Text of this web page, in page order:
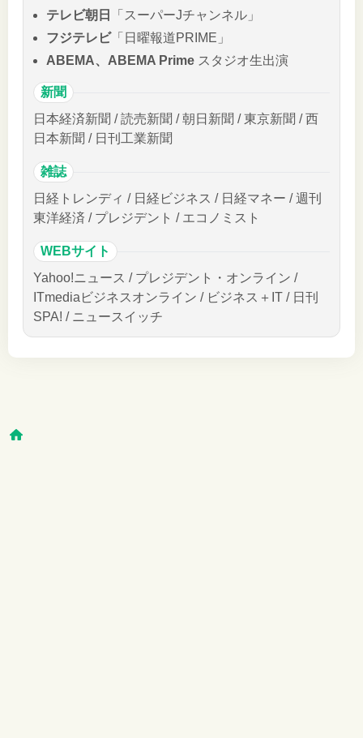
テレビ朝日
「スーパーJチャンネル」
フジテレビ「日曜報道PRIME」
ABEMA、ABEMA Prime スタジオ生出演
新聞
日本経済新聞 / 読売新聞 / 朝日新聞 / 東京新聞 / 西
日本新聞 / 日刊工業新聞
雑誌
日経トレンディ / 日経ビジネス / 日経マネー / 週刊
東洋経済 / プレジデント / エコノミスト
WEBサイト
Yahoo!ニュース / プレジデント・オンライン /
ITmediaビジネスオンライン / ビジネス＋IT / 日刊
SPA! / ニュースイッチ